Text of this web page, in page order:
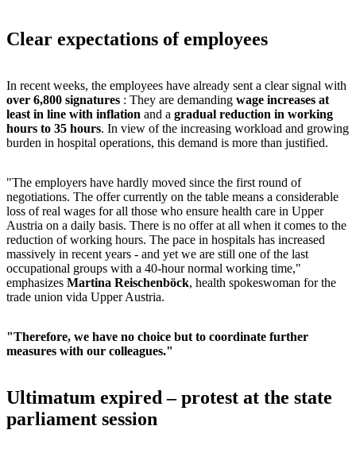
Clear expectations of employees
In recent weeks, the employees have already sent a clear signal with
over 6,800 signatures : They are demanding wage increases at
least in line with inflation and a gradual reduction in working
hours to 35 hours. In view of the increasing workload and growing
burden in hospital operations, this demand is more than justified.
"The employers have hardly moved since the first round of
negotiations. The offer currently on the table means a considerable
loss of real wages for all those who ensure health care in Upper
Austria on a daily basis. There is no offer at all when it comes to the
reduction of working hours. The pace in hospitals has increased
massively in recent years - and yet we are still one of the last
occupational groups with a 40-hour normal working time,"
emphasizes Martina Reischenböck, health spokeswoman for the
trade union vida Upper Austria.
"Therefore, we have no choice but to coordinate further
measures with our colleagues."
Ultimatum expired – protest at the state
parliament session